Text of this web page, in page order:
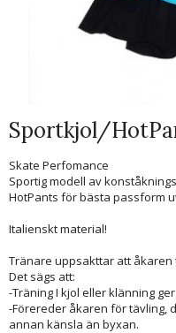
Sportkjol/
Skate Perfomance
Sportig modell av
HotPants för bästa passform
Italienskt material!
Tränare uppsakttar att åkaren
Det sägs att:
-Träning I kjol eller klänning
-Förereder åkaren för tävling,
annan känsla än byxan.